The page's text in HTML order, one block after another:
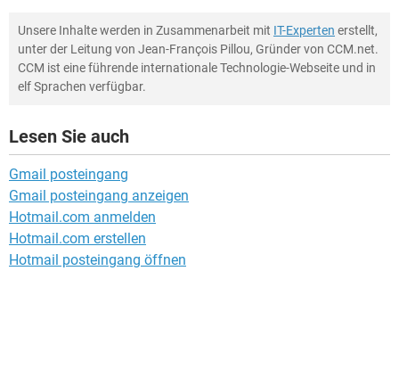
Unsere Inhalte werden in Zusammenarbeit mit IT-Experten erstellt,
unter der Leitung von Jean-François Pillou, Gründer von CCM.net.
CCM ist eine führende internationale Technologie-Webseite und in
elf Sprachen verfügbar.
Lesen Sie auch
Gmail posteingang
Gmail posteingang anzeigen
Hotmail.com anmelden
Hotmail.com erstellen
Hotmail posteingang öffnen